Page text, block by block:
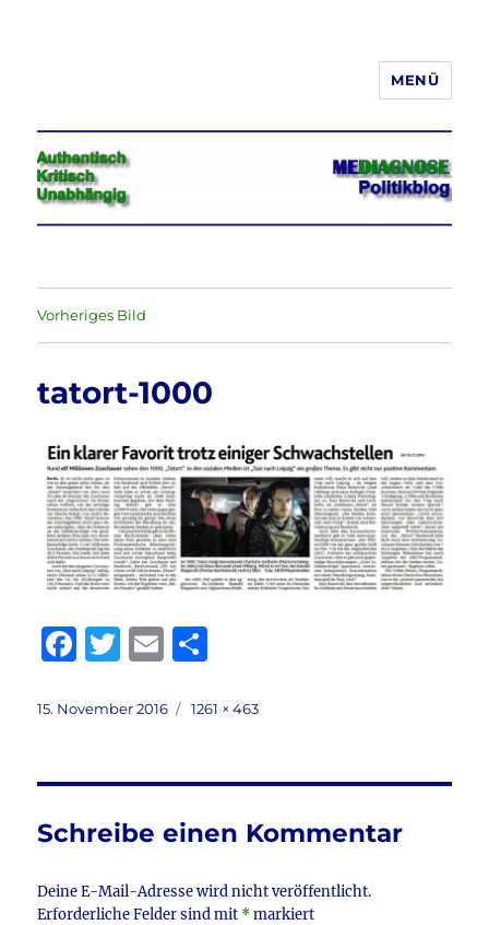
Jeder hat das Recht, seine
Meinung in Wort, Schrift und Bild
frei zu äußern und zu verbreiten
MENÜ
Vorheriges Bild
tatort-1000
F
c
b
o
o
k
T
it
r
E
ai le
Veröffentlicht
15. November 2016
Volle
1261 × 463
Schreibe einen Kommentar
Deine E-Mail-Adresse wird nicht veröffentlicht.
Erforderliche Felder sind mit *markiert